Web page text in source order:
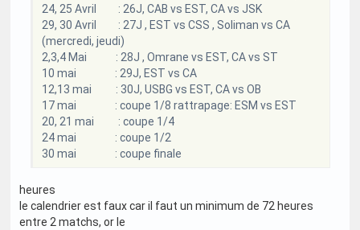
24, 25 Avril : 26J, CAB vs EST, CA vs JSK
29, 30 Avril : 27J , EST vs CSS , Soliman vs CA
(mercredi, jeudi)
2,3,4 Mai : 28J , Omrane vs EST, CA vs ST
10 mai : 29J, EST vs CA
12,13 mai : 30J, USBG vs EST, CA vs OB
17 mai : coupe 1/8 rattrapage: ESM vs EST
20, 21 mai : coupe 1/4
24 mai : coupe 1/2
30 mai : coupe finale
heures
le calendrier est faux car il faut un minimum de 72 heures
entre 2 matchs, or le